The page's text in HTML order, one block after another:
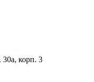
30а, корп. 3